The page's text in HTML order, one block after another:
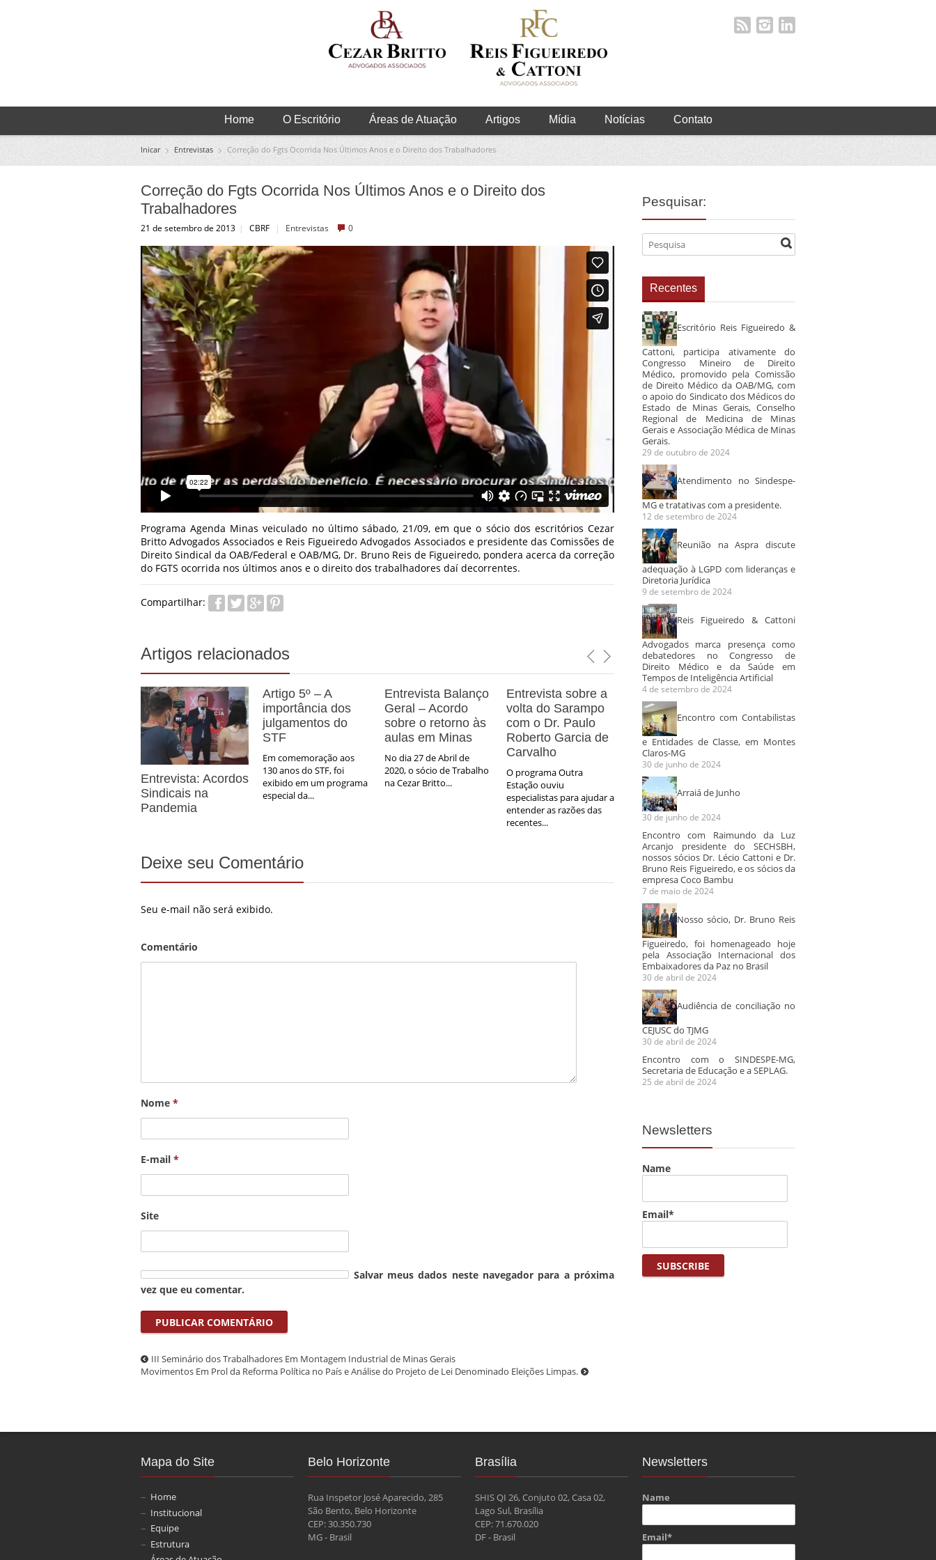
Home O Escritório Áreas de Atuação Artigos Mídia Notícias Contato
Inicar Entrevistas Correção do Fgts Ocorrida Nos Últimos Anos e o Direito dos Trabalhadores
Correção do Fgts Ocorrida Nos Últimos Anos e o Direito dos
Trabalhadores
21 de setembro de 2013 | CBRF | Entrevistas 0
Programa Agenda Minas veiculado no último sábado, 21/09, em que o sócio dos escritórios Cezar
Britto Advogados Associados e Reis Figueiredo Advogados Associados e presidente das Comissões de
Direito Sindical da OAB/Federal e OAB/MG, Dr. Bruno Reis de Figueiredo, pondera acerca da correção
do FGTS ocorrida nos últimos anos e o direito dos trabalhadores daí decorrentes.
Compartilhar:
Artigos relacionados
Entrevista: Acordos
Sindicais na
Pandemia
Artigo 5º – A
importância dos
julgamentos do
STF
Em comemoração aos
130 anos do STF, foi
exibido em um programa
especial da...
Entrevista Balanço
Geral – Acordo
sobre o retorno às
aulas em Minas
No dia 27 de Abril de
2020, o sócio de Trabalho
na Cezar Britto...
Entrevista sobre a
volta do Sarampo
com o Dr. Paulo
Roberto Garcia de
Carvalho
O programa Outra
Estação ouviu
especialistas para ajudar a
entender as razões das
recentes...
Cezar Britto é
entrevistado por
Bob Fernandes
A TVT, em parceria com a
TVE Bahia, exibe a
entrevista especial do
jornalista...
Nacional
No dia 14 de novembro
Deixe seu Comentário
Seu e-mail não será exibido.
Comentário
Nome *
E-mail *
Site
Salvar meus dados neste navegador para a próxima
vez que eu comentar.
III Seminário dos Trabalhadores Em Montagem Industrial de Minas Gerais
Movimentos Em Prol da Reforma Política no País e Análise do Projeto de Lei Denominado Eleições Limpas.
Pesquisar:
Recentes
Escritório Reis Figueiredo &
Cattoni, participa ativamente do
Congresso Mineiro de Direito
Médico, promovido pela Comissão
de Direito Médico da OAB/MG, com
o apoio do Sindicato dos Médicos do
Estado de Minas Gerais, Conselho
Regional de Medicina de Minas
Gerais e Associação Médica de Minas
Gerais.
29 de outubro de 2024
Atendimento no Sindespe-
MG e tratativas com a presidente.
12 de setembro de 2024
Reunião na Aspra discute
adequação à LGPD com lideranças e
Diretoria Jurídica
9 de setembro de 2024
Reis Figueiredo & Cattoni
Advogados marca presença como
debatedores no Congresso de
Direito Médico e da Saúde em
Tempos de Inteligência Artificial
4 de setembro de 2024
Encontro com Contabilistas
e Entidades de Classe, em Montes
Claros-MG
30 de junho de 2024
Arraiá de Junho
30 de junho de 2024
Encontro com Raimundo da Luz
Arcanjo presidente do SECHSBH,
nossos sócios Dr. Lécio Cattoni e Dr.
Bruno Reis Figueiredo, e os sócios da
empresa Coco Bambu
7 de maio de 2024
Nosso sócio, Dr. Bruno Reis
Figueiredo, foi homenageado hoje
pela Associação Internacional dos
Embaixadores da Paz no Brasil
30 de abril de 2024
Audiência de conciliação no
CEJUSC do TJMG
30 de abril de 2024
Encontro com o SINDESPE-MG,
Secretaria de Educação e a SEPLAG.
25 de abril de 2024
Newsletters
Name
Email*
Mapa do Site
Home
Institucional
Equipe
Estrutura
Belo Horizonte
Rua Inspetor José Aparecido, 285
São Bento, Belo Horizonte
CEP: 30.350.730
MG - Brasil
Brasília
SHIS QI 26, Conjuto 02, Casa 02,
Lago Sul, Brasília
CEP: 71.670.020
DF - Brasil
Newsletters
Name
Email*